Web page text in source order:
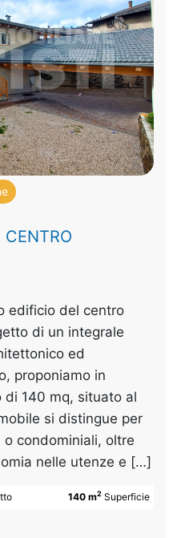
CENTRO
edificio del centro
di un integrale
ed
proponiamo in
140 mq, situato al
si distingue per
o condominiali, oltre
nelle utenze e […]
140 m2 Superficie